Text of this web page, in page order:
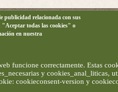
publicidad relacionada con sus
"Aceptar todas las cookies" o
en nuestra
funcione correctamente. Estas
y cookies_anal_liticas,
cookieconsent-version y